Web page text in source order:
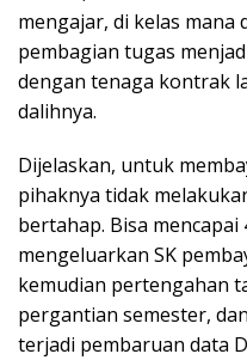
mengajar, di kelas mana
pembagian tugas
dengan tenaga kontrak
dalihnya.
Dijelaskan, untuk
pihaknya tidak
bertahap. Bisa
mengeluarkan SK
kemudian pertengahan
pergantian semester,
terjadi pembaruan data